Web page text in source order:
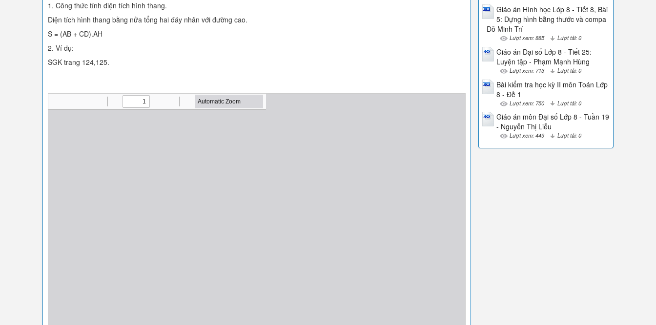
1. Công thức tính diện tích hình thang.
Diện tích hình thang bằng nửa tổng hai đáy nhân với đường cao.
S = (AB + CD).AH
2. Ví dụ:
SGK trang 124,125.
Giáo án Hình học Lớp 8 - Tiết 8, Bài
5: Dựng hình bằng thước và compa
- Đỗ Minh Trí
Lượt xem: 885 Lượt tải: 0
Giáo án Đại số Lớp 8 - Tiết 25:
Luyện tập - Phạm Mạnh Hùng
Lượt xem: 713 Lượt tải: 0
Bài kiểm tra học kỳ II môn Toán Lớp
8 - Đề 1
Lượt xem: 750 Lượt tải: 0
Giáo án môn Đại số Lớp 8 - Tuần 19
- Nguyễn Thị Liễu
Lượt xem: 449 Lượt tải: 0